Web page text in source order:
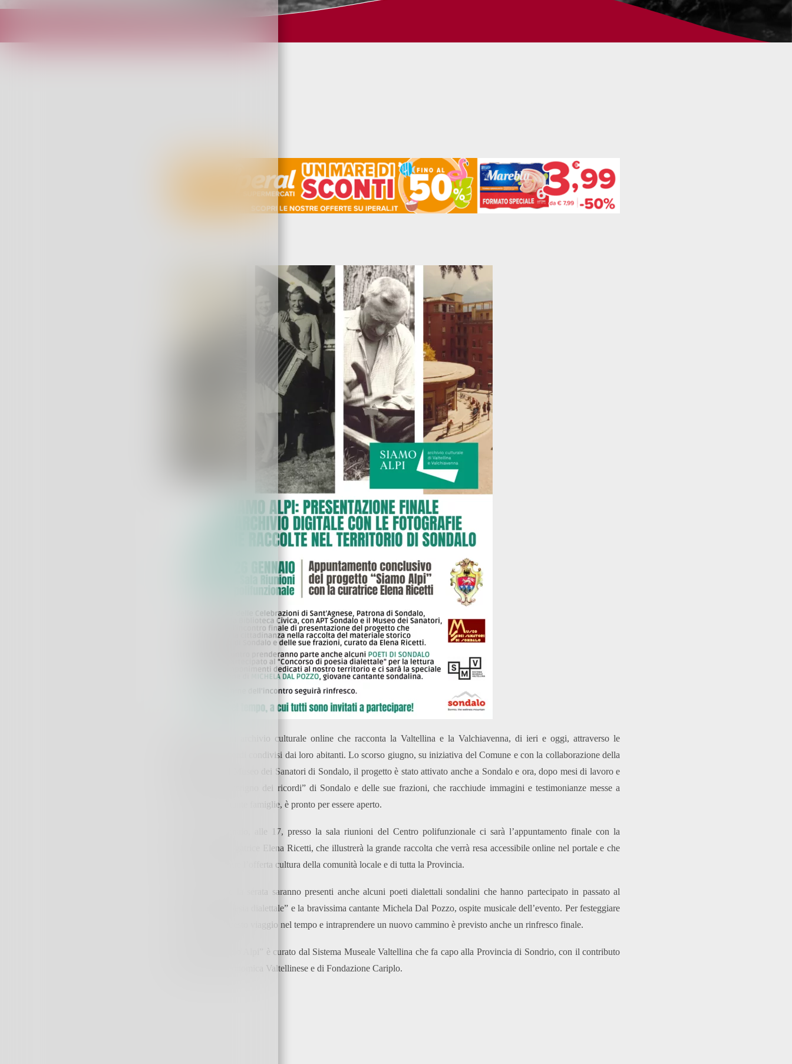
siamoalpi.it è un archivio culturale online che racconta la Valtellina e la Valchiavenna, di ieri e oggi, attraverso le
fotografie e i ricordi condivisi dai loro abitanti. Lo scorso giugno, su iniziativa del Comune e con la collaborazione della
Biblioteca e del Museo dei Sanatori di Sondalo, il progetto è stato attivato anche a Sondalo e ora, dopo mesi di lavoro e
di incontri, lo “scrigno dei ricordi” di Sondalo e delle sue frazioni, che racchiude immagini e testimonianze messe a
disposizione di tante famiglie, è pronto per essere aperto.
Venerdì 26 gennaio, alle 17, presso la sala riunioni del Centro polifunzionale ci sarà l’appuntamento finale con la
curatrice e catalogatrice Elena Ricetti, che illustrerà la grande raccolta che verrà resa accessibile online nel portale e che
andrà ad arricchire l’offerta cultura della comunità locale e di tutta la Provincia.
Ad impreziosire la serata saranno presenti anche alcuni poeti dialettali sondalini che hanno partecipato in passato al
“Concorso di Poesia dialettale” e la bravissima cantante Michela Dal Pozzo, ospite musicale dell’evento. Per festeggiare
la chiusura di questo viaggio nel tempo e intraprendere un nuovo cammino è previsto anche un rinfresco finale.
Il progetto “Siamo Alpi” è curato dal Sistema Museale Valtellina che fa capo alla Provincia di Sondrio, con il contributo
della Società Economica Valtellinese e di Fondazione Cariplo.